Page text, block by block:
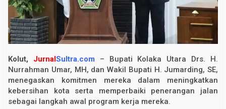
u
a
n
r
i
o
r
i
a
Kolut, Jurnal Sultra.com – Bupati Kolaka Utara Drs. H.
Nurrahman Umar, MH, dan Wakil Bupati H. Jumarding, SE,
menegaskan komitmen mereka dalam meningkatkan
kebersihan kota serta memperbaiki penerangan jalan
sebagai langkah awal program kerja mereka.